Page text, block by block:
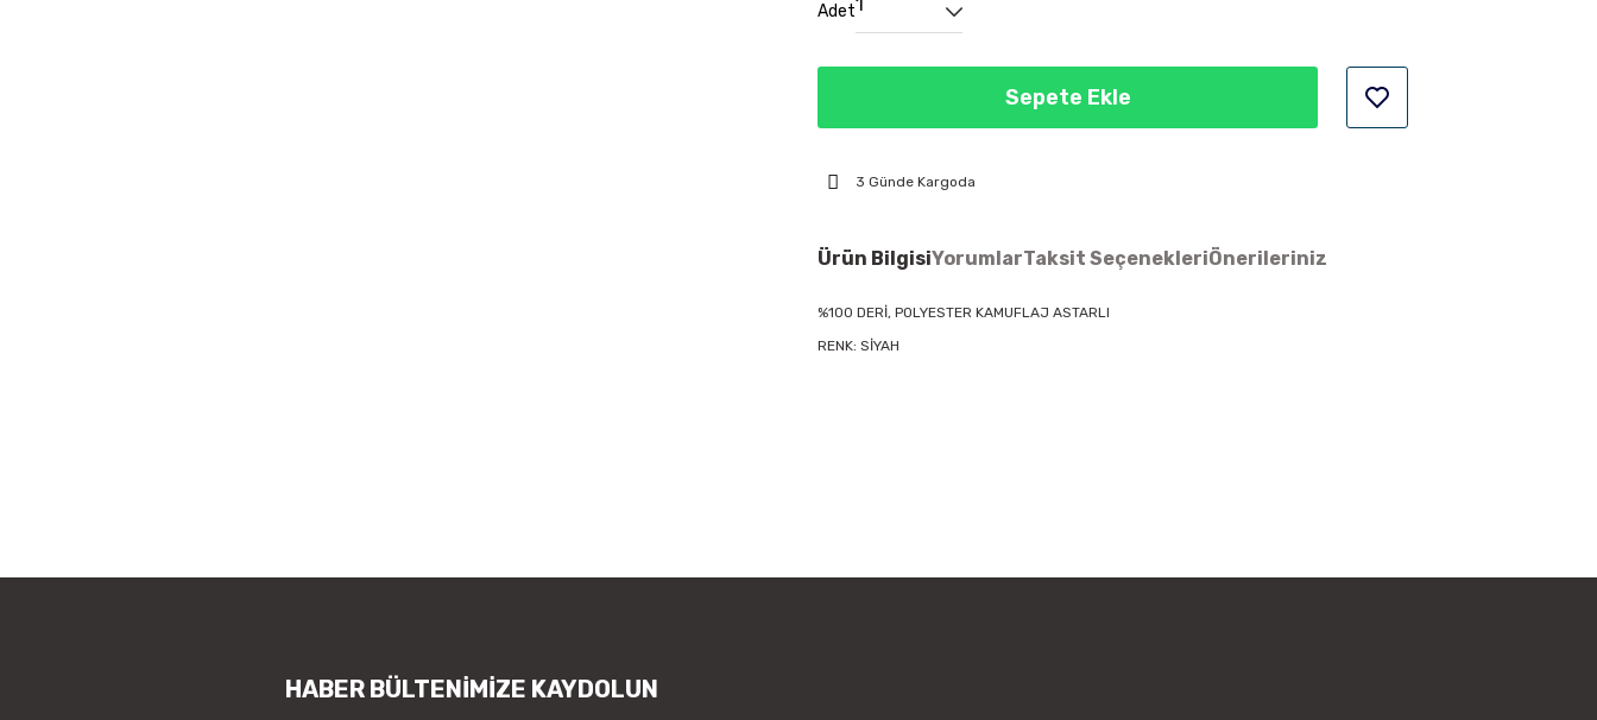
Adet
Sepete Ekle
3 Günde Kargoda
Ürün BilgisiYorumlarTaksit SeçenekleriÖnerileriniz
%100 DERİ, POLYESTER KAMUFLAJ ASTARLI
RENK: SİYAH
Ürün bilgilerinde hatalar bulunuyor.
HABER BÜLTENİMİZE KAYDOLUN